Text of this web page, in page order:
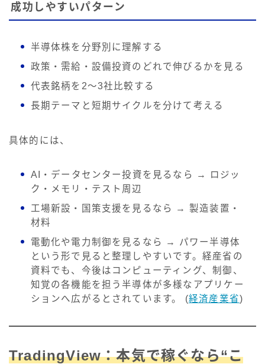
成功しやすいパターン
半導体株を分野別に理解する
政策・需給・設備投資のどれで伸びるかを見る
代表銘柄を2〜3社比較する
長期テーマと短期サイクルを分けて考える
具体的には、
AI・データセンター投資を見るなら → ロジッ
ク・メモリ・テスト周辺
工場新設・国策支援を見るなら → 製造装置・
材料
電動化や電力制御を見るなら → パワー半導体
という形で見ると整理しやすいです。経産省の
資料でも、今後はコンピューティング、制御、
知覚の各機能を担う半導体が多様なアプリケー
ションへ広がるとされています。 (経済産業省)
TradingView：本気で稼ぐなら“こ